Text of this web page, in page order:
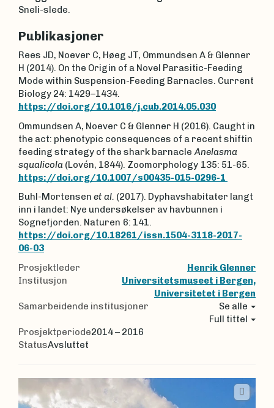
Sneli-slede.
Publikasjoner
Rees JD, Noever C, Høeg JT, Ommundsen A & Glenner
H (2014). On the Origin of a Novel Parasitic-Feeding
Mode within Suspension-Feeding Barnacles. Current
Biology 24: 1429–1434.
https://doi.org/10.1016/j.cub.2014.05.030
Ommundsen A, Noever C & Glenner H (2016). Caught in
the act: phenotypic consequences of a recent shiftin
feeding strategy of the shark barnacle Anelasma
squalicola (Lovén, 1844). Zoomorphology 135: 51-65.
https://doi.org/10.1007/s00435-015-0296-1
Buhl-Mortensen et al. (2017). Dyphavshabitater langt
inn i landet: Nye undersøkelser av havbunnen i
Sognefjorden. Naturen 6: 141.
https://doi.org/10.18261/issn.1504-3118-2017-
06-03
Prosjektleder
Henrik Glenner
Institusjon
Universitetsmuseet i Bergen,
Universitetet i Bergen
Samarbeidende institusjoner
Se alle
Full tittel
Prosjektperiode2014 – 2016
StatusAvsluttet